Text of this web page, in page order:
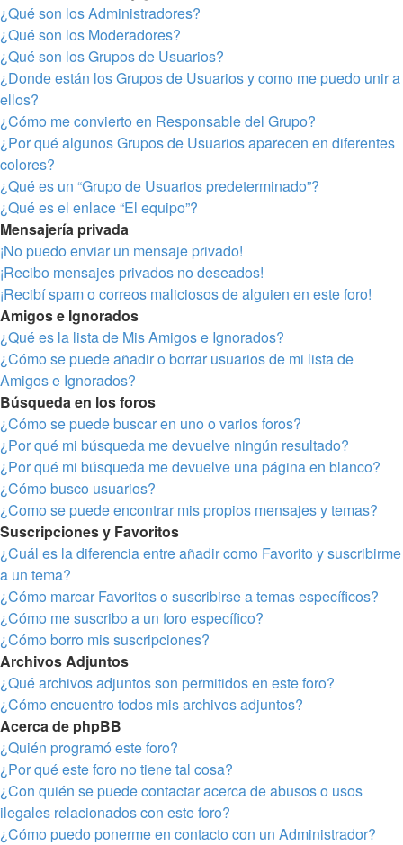
¿Qué son los Administradores?
¿Qué son los Moderadores?
¿Qué son los Grupos de Usuarios?
¿Donde están los Grupos de Usuarios y como me puedo unir a
ellos?
¿Cómo me convierto en Responsable del Grupo?
¿Por qué algunos Grupos de Usuarios aparecen en diferentes
colores?
¿Qué es un “Grupo de Usuarios predeterminado”?
¿Qué es el enlace “El equipo”?
Mensajería privada
¡No puedo enviar un mensaje privado!
¡Recibo mensajes privados no deseados!
¡Recibí spam o correos maliciosos de alguien en este foro!
Amigos e Ignorados
¿Qué es la lista de Mis Amigos e Ignorados?
¿Cómo se puede añadir o borrar usuarios de mi lista de
Amigos e Ignorados?
Búsqueda en los foros
¿Cómo se puede buscar en uno o varios foros?
¿Por qué mi búsqueda me devuelve ningún resultado?
¿Por qué mi búsqueda me devuelve una página en blanco?
¿Cómo busco usuarios?
¿Como se puede encontrar mis propios mensajes y temas?
Suscripciones y Favoritos
¿Cuál es la diferencia entre añadir como Favorito y suscribirme
a un tema?
¿Cómo marcar Favoritos o suscribirse a temas específicos?
¿Cómo me suscribo a un foro específico?
¿Cómo borro mis suscripciones?
Archivos Adjuntos
¿Qué archivos adjuntos son permitidos en este foro?
¿Cómo encuentro todos mis archivos adjuntos?
Acerca de phpBB
¿Quién programó este foro?
¿Por qué este foro no tiene tal cosa?
¿Con quién se puede contactar acerca de abusos o usos
ilegales relacionados con este foro?
¿Cómo puedo ponerme en contacto con un Administrador?